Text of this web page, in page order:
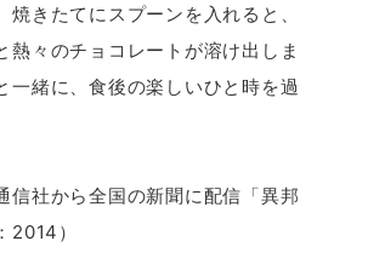
焼きたてにスプーンを入れると、
熱々のチョコレートが溶け出しま
一緒に、食後の楽しいひと時を過
信社から全国の新聞に配信「異邦
2014）